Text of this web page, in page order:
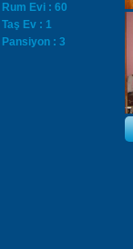
Rum Evi : 60
Taş Ev : 1
Pansiyon : 3